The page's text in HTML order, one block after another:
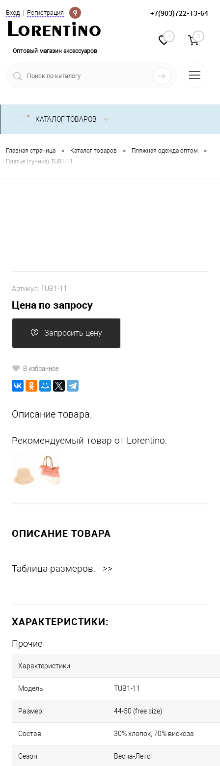
Вход Регистрация
Определение +7(903)722-13-64
0 0
Оптовый магазин аксессуаров
КАТАЛОГ ТОВАРОВ
Главная страница • Каталог товаров • Пляжная одежда оптом •
Платье (туника) TUB1-11
Артикул: TUB1-11
Цена по запросу
Запросить цену
В избранное
Описание товара:
Рекомендуемый товар от Lorentino:
ОПИСАНИЕ ТОВАРА
Таблица размеров: -->>
ХАРАКТЕРИСТИКИ:
Прочие
Характеристики
Модель TUB1-11
Размер 44-50 (free size)
Состав 30% хлопок, 70% вискоза
Сезон Весна-Лето